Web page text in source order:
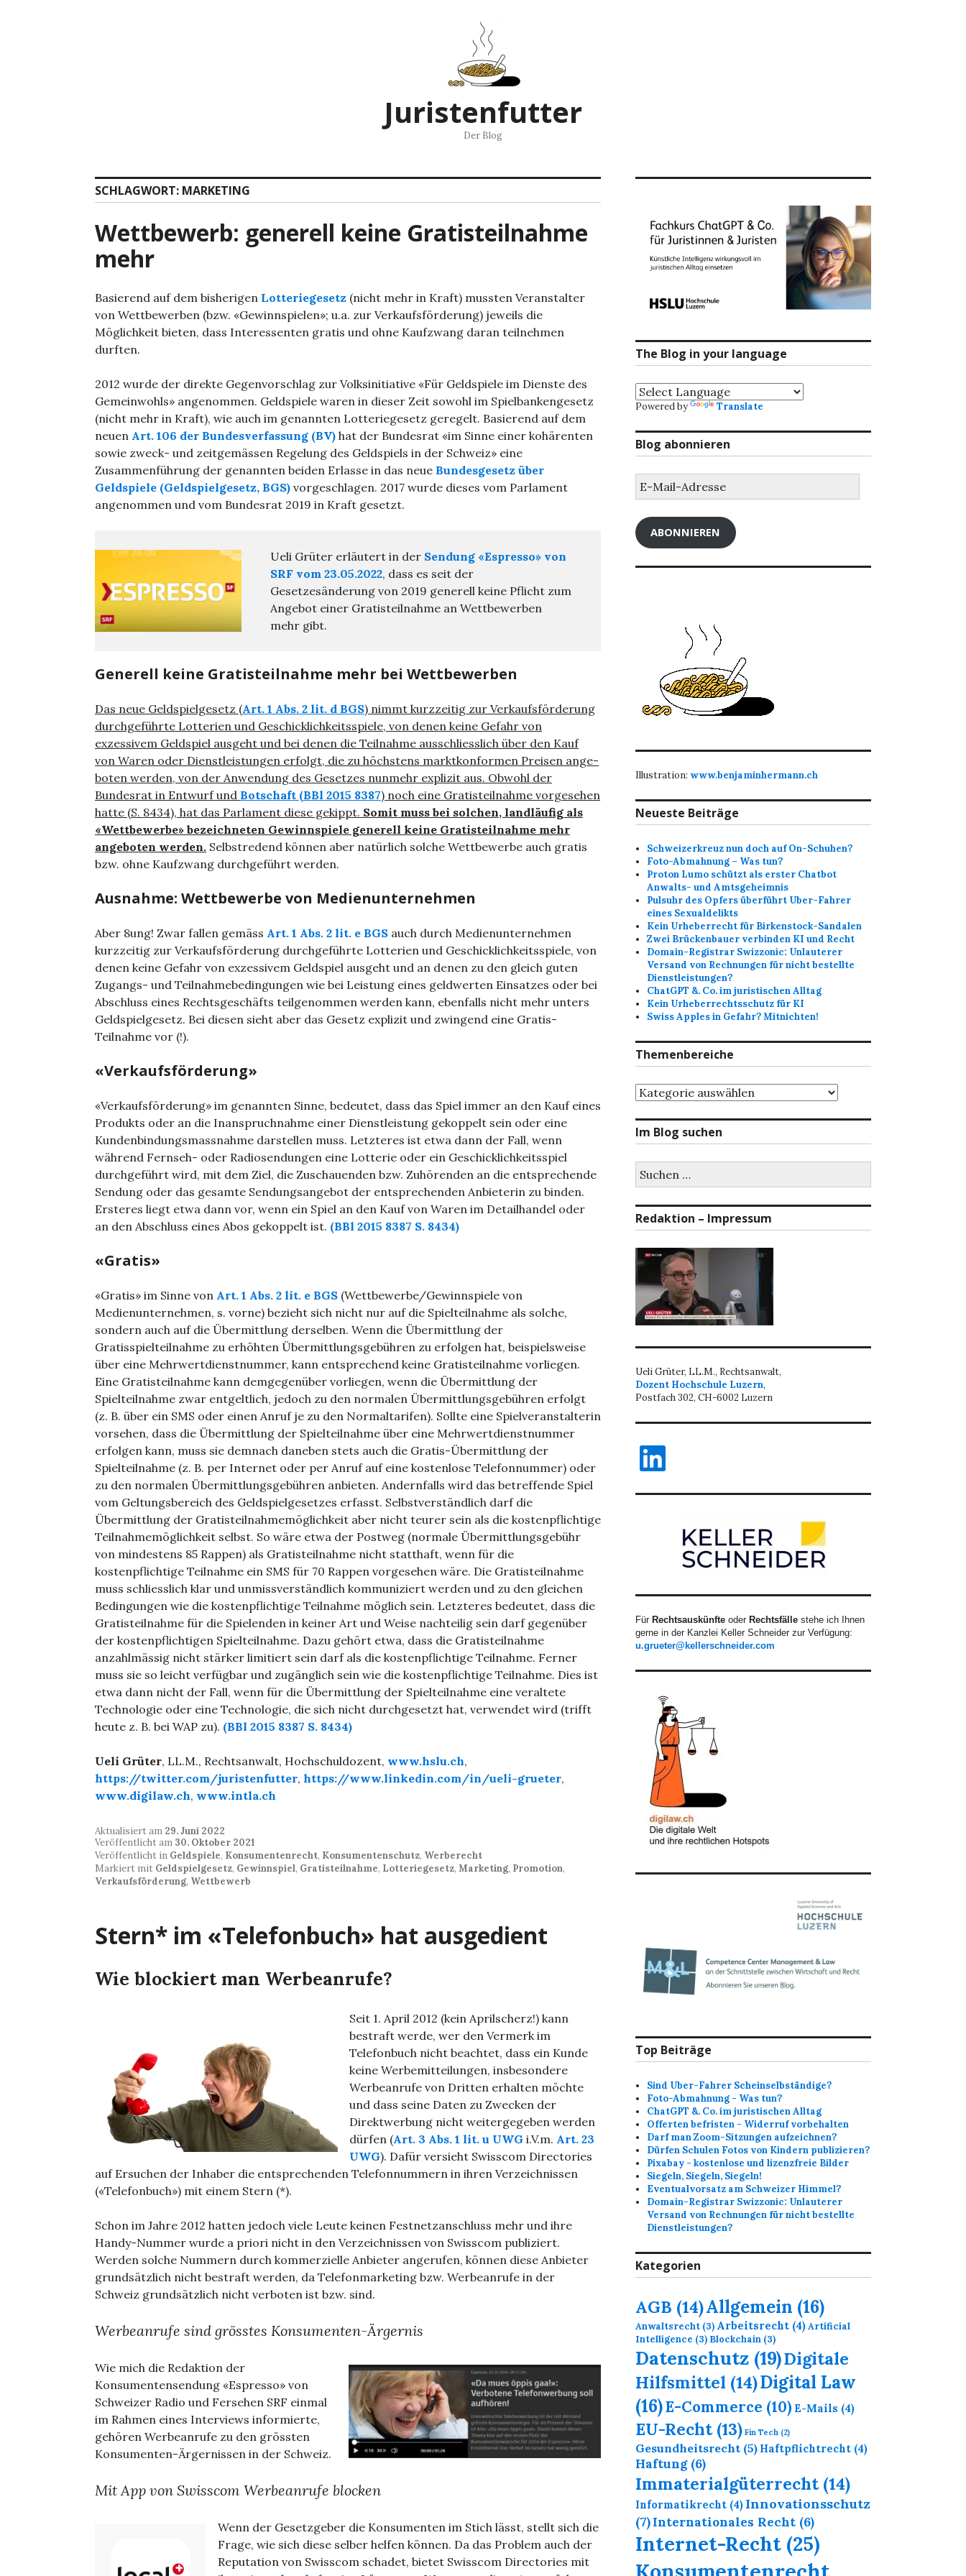
Juristenfutter
Der Blog
SCHLAGWORT: MARKETING
Wettbewerb: generell keine Gratisteilnahme
mehr
Basierend auf dem bisherigen Lotteriegesetz (nicht mehr in Kraft) mussten Veranstalter
von Wettbewerben (bzw. «Gewinnspielen»; u.a. zur Verkaufsförderung) jeweils die
Möglichkeit bieten, dass Interessenten gratis und ohne Kaufzwang daran teilnehmen
durften.
2012 wurde der direkte Gegenvorschlag zur Volksinitiative «Für Geldspiele im Dienste des
Gemeinwohls» angenommen. Geldspiele waren in dieser Zeit sowohl im Spielbankengesetz
(nicht mehr in Kraft), wie auch im genannten Lotteriegesetz geregelt. Basierend auf dem
neuen Art. 106 der Bundesverfassung (BV) hat der Bundesrat «im Sinne einer kohärenten
sowie zweck- und zeitgemässen Regelung des Geldspiels in der Schweiz» eine
Zusammenführung der genannten beiden Erlasse in das neue Bundesgesetz über
Geldspiele (Geldspielgesetz, BGS) vorgeschlagen. 2017 wurde dieses vom Parlament
angenommen und vom Bundesrat 2019 in Kraft gesetzt.
Ueli Grüter erläutert in der Sendung «Espresso» von
SRF vom 23.05.2022, dass es seit der
Gesetzesänderung von 2019 generell keine Pflicht zum
Angebot einer Gratisteilnahme an Wettbewerben
mehr gibt.
Generell keine Gratisteilnahme mehr bei Wettbewerben
Das neue Geldspielgesetz (Art. 1 Abs. 2 lit. d BGS) nimmt kurzzeitig zur Ver­kaufsförderung
durch­geführte Lotterien und Geschicklich­keitsspiele, von denen keine Gefahr von
exzessivem Geldspiel ausgeht und bei denen die Teilnahme ausschliesslich über den Kauf
von Waren oder Dienstleistungen erfolgt, die zu höchstens marktkonformen Preisen ange­
boten werden, von der Anwendung des Gesetzes nunmehr explizit aus. Obwohl der
Bundesrat in Entwurf und Botschaft (BBl 2015 8387) noch eine Gratisteilnahme vorgesehen
hatte (S. 8434), hat das Parlament diese gekippt. Somit muss bei solchen, landläufig als
«Wettbewerbe» bezeichneten Gewinnspiele generell keine Gratisteilnahme mehr
angeboten werden. Selbstredend können aber natürlich solche Wettbewerbe auch gratis
bzw. ohne Kaufzwang durchgeführt werden.
Ausnahme: Wettbewerbe von Medienunternehmen
Aber 8ung! Zwar fallen gemäss Art. 1 Abs. 2 lit. e BGS auch durch Medienunternehmen
kurzzeitig zur Verkaufsförderung durch­geführte Lotterien und Geschicklichkeitsspiele, von
denen keine Gefahr von exzessi­vem Geldspiel ausgeht und an denen zu den gleich guten
Zugangs- und Teil­nahmebedingungen wie bei Leistung eines geldwerten Einsatzes oder bei
Abschluss eines Rechtsgeschäfts teilgenommen werden kann, ebenfalls nicht mehr unters
Geldspielgesetz. Bei diesen sieht aber das Gesetz explizit und zwingend eine Gratis-
Teilnahme vor (!).
«Verkaufsförderung»
«Verkaufsförderung» im genannten Sinne, bedeutet, dass das Spiel immer an den Kauf eines
Produkts oder an die Inanspruchnahme einer Dienstleistung gekoppelt sein oder eine
Kundenbindungsmassnahme darstellen muss. Letzteres ist etwa dann der Fall, wenn
während Fernseh- oder Radiosendungen eine Lotterie oder ein Geschicklichkeitsspiel
durchgeführt wird, mit dem Ziel, die Zuschauenden bzw. Zuhörenden an die entsprechende
Sendung oder das gesamte Sendungsangebot der entsprechenden Anbieterin zu binden.
Ersteres liegt etwa dann vor, wenn ein Spiel an den Kauf von Waren im Detailhandel oder
an den Abschluss eines Abos gekoppelt ist. (BBl 2015 8387 S. 8434)
«Gratis»
«Gratis» im Sinne von Art. 1 Abs. 2 lit. e BGS (Wettbewerbe/Gewinnspiele von
Medienunternehmen, s. vorne) bezieht sich nicht nur auf die Spielteilnahme als solche,
sondern auch auf die Übermittlung derselben. Wenn die Übermittlung der
Gratisspielteilnahme zu erhöhten Übermittlungsgebühren zu erfolgen hat, beispielsweise
über eine Mehrwertdienstnummer, kann entsprechend keine Gratisteilnahme vorliegen.
Eine Gratisteilnahme kann demgegenüber vorliegen, wenn die Übermittlung der
Spielteilnahme zwar entgeltlich, jedoch zu den normalen Übermittlungsgebühren erfolgt
(z. B. über ein SMS oder einen Anruf je zu den Normaltarifen). Sollte eine Spielveranstalterin
vorsehen, dass die Übermittlung der Spielteilnahme über eine Mehrwertdienstnummer
erfolgen kann, muss sie demnach daneben stets auch die Gratis-Übermittlung der
Spielteilnahme (z. B. per Internet oder per Anruf auf eine kostenlose Telefonnummer) oder
zu den normalen Übermittlungsgebühren anbieten. Andernfalls wird das betreffende Spiel
vom Geltungsbereich des Geldspielgesetzes erfasst. Selbstverständlich darf die
Übermittlung der Gratisteilnahmemöglichkeit aber nicht teurer sein als die kostenpflichtige
Teilnahmemöglichkeit selbst. So wäre etwa der Postweg (normale Übermittlungsgebühr
von mindestens 85 Rappen) als Gratisteilnahme nicht statthaft, wenn für die
kostenpflichtige Teilnahme ein SMS für 70 Rappen vorgesehen wäre. Die Gratisteilnahme
muss schliesslich klar und unmissverständlich kommuniziert werden und zu den gleichen
Bedingungen wie die kostenpflichtige Teilnahme möglich sein. Letzteres bedeutet, dass die
Gratisteilnahme für die Spielenden in keiner Art und Weise nachteilig sein darf gegenüber
der kostenpflichtigen Spielteilnahme. Dazu gehört etwa, dass die Gratisteilnahme
anzahlmässig nicht stärker limitiert sein darf als die kostenpflichtige Teilnahme. Ferner
muss sie so leicht verfügbar und zugänglich sein wie die kostenpflichtige Teilnahme. Dies ist
etwa dann nicht der Fall, wenn für die Übermittlung der Spielteilnahme eine veraltete
Technologie oder eine Technologie, die sich nicht durchgesetzt hat, verwendet wird (trifft
heute z. B. bei WAP zu). (BBl 2015 8387 S. 8434)
Ueli Grüter, LL.M., Rechtsanwalt, Hochschuldozent, www.hslu.ch,
https://twitter.com/juristenfutter, https://www.linkedin.com/in/ueli-grueter,
www.digilaw.ch, www.intla.ch
Aktualisiert am 29. Juni 2022
Veröffentlicht am 30. Oktober 2021
Veröffentlicht in Geldspiele, Konsumentenrecht, Konsumentenschutz, Werberecht
Markiert mit Geldspielgesetz, Gewinnspiel, Gratisteilnahme, Lotteriegesetz, Marketing, Promotion,
Verkaufsförderung, Wettbewerb
Stern* im «Telefonbuch» hat ausgedient
Wie blockiert man Werbeanrufe?
Seit 1. April 2012 (kein Aprilscherz!) kann
bestraft werde, wer den Vermerk im
Telefonbuch nicht beachtet, dass ein Kunde
keine Werbemitteilungen, insbesondere
Werbeanrufe von Dritten erhalten möchte
und dass seine Daten zu Zwecken der
Direktwerbung nicht weitergegeben werden
dürfen (Art. 3 Abs. 1 lit. u UWG i.V.m. Art. 23
UWG). Dafür versieht Swisscom Directories
auf Ersuchen der Inhaber die entsprechenden Telefonnummern in ihren Verzeichnissen
(«Telefonbuch») mit einem Stern (*).
Schon im Jahre 2012 hatten jedoch viele Leute keinen Festnetzanschluss mehr und ihre
Handy-Nummer wurde a priori nicht in den Verzeichnissen von Swisscom publiziert.
Werden solche Nummern durch kommerzielle Anbieter angerufen, können diese Anbieter
grundsätzlich nicht bestraft werden, da Telefonmarketing bzw. Werbeanrufe in der
Schweiz grundsätzlich nicht verboten ist bzw. sind.
Werbeanrufe sind grösstes Konsumenten-Ärgernis
Wie mich die Redaktion der
Konsumentensendung «Espresso» von
Schweizer Radio und Fersehen SRF einmal
im Rahmen eines Interviews informierte,
gehören Werbeanrufe zu den grössten
Konsumenten-Ärgernissen in der Schweiz.
Mit App von Swisscom Werbeanrufe blocken
Wenn der Gesetzgeber die Konsumenten im Stich lässt, stellt sich die
Frage, wie sich diese selber helfen können. Da das Problem auch der
Reputation von Swisscom schadet, bietet Swisscom Directories mit
The Blog in your language
Powered by Translate
Blog abonnieren
Mail-
ABONNIEREN
Illustration: www.benjaminhermann.ch
Neueste Beiträge
Schweizerkreuz nun doch auf On-Schuhen?
Foto-Abmahnung – Was tun?
Proton Lumo schützt als erster Chatbot
Anwalts- und Amtsgeheimnis
Pulsuhr des Opfers überführt Uber-Fahrer
eines Sexualdelikts
Kein Urheberrecht für Birkenstock-Sandalen
Zwei Brückenbauer verbinden KI und Recht
Domain-Registrar Swizzonic: Unlauterer
Versand von Rechnungen für nicht bestellte
Dienstleistungen?
ChatGPT &. Co. im juristischen Alltag
Kein Urheberrechtsschutz für KI
Swiss Apples in Gefahr? Mitnichten!
Themenbereiche
Themenbereiche
Im Blog suchen
nach:
Redaktion – Impressum
Ueli Grüter, LL.M., Rechtsanwalt,
Dozent Hochschule Luzern,
Postfach 302, CH-6002 Luzern
LinkedIn
Für Rechtsauskünfte oder Rechtsfälle stehe ich Ihnen
gerne in der Kanzlei Keller Schneider zur Verfügung:
u.grueter@kellerschneider.com
Top Beiträge
Sind Uber-Fahrer Scheinselbständige?
Foto-Abmahnung - Was tun?
ChatGPT &. Co. im juristischen Alltag
Offerten befristen - Widerruf vorbehalten
Darf man Zoom-Sitzungen aufzeichnen?
Dürfen Schulen Fotos von Kindern publizieren?
Pixabay - kostenlose und lizenzfreie Bilder
Siegeln, Siegeln, Siegeln!
Eventualvorsatz am Schweizer Himmel?
Domain-Registrar Swizzonic: Unlauterer
Versand von Rechnungen für nicht bestellte
Dienstleistungen?
Kategorien
AGB (14)Allgemein (16)
Anwaltsrecht (3) Arbeitsrecht (4)Artificial
Intelligence (3) Blockchain (3)
Datenschutz (19)Digitale
Hilfsmittel (14)Digital Law
(16)E-Commerce (10) E-Mails (4)
EU-Recht(13) Fin Tech (2)
Gesundheitsrecht (5) Haftpflichtrecht (4)
Haftung(6)
Immaterialgüterrecht(14)
Informatikrecht (4) Innovationsschutz
(7)Internationales Recht (6)
Internet-Recht (25)